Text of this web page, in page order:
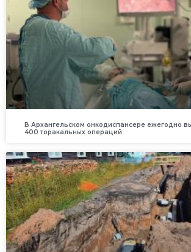
В Архангельском онкодиспансере ежегодно
400 торакальных операций